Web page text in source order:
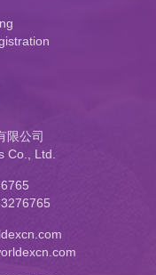
限公司
Co., Ltd.